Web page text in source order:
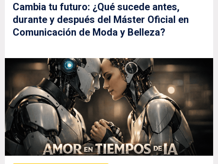
Cambia tu futuro: ¿Qué sucede antes,
durante y después del Máster Oficial en
Comunicación de Moda y Belleza?